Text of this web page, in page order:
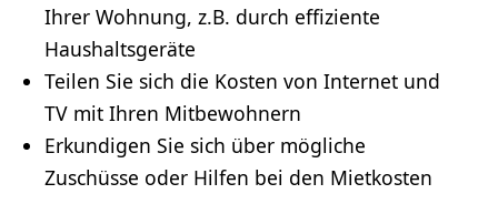
Ihrer Wohnung, z.B. durch effiziente
Haushaltsgeräte
Teilen Sie sich die Kosten von Internet und
TV mit Ihren Mitbewohnern
Erkundigen Sie sich über mögliche
Zuschüsse oder Hilfen bei den Mietkosten